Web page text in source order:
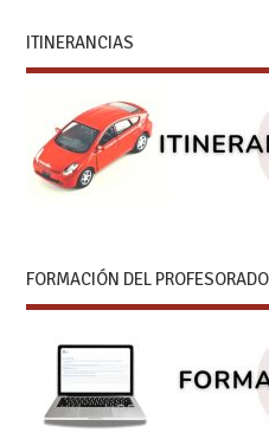
ITINERANCIAS
FORMACIÓN DEL PROFESORADO